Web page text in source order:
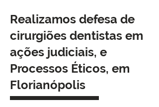
Realizamos defesa de
cirurgiões dentistas em
ações judiciais, e
Processos Éticos, em
Florianópolis